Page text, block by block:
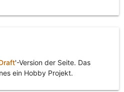
'-Version der Seite. Das
ein Hobby Projekt.